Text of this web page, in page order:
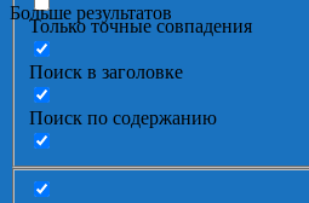
Больше результатов
Только точные совпадения
Поиск в заголовке
Поиск по содержанию